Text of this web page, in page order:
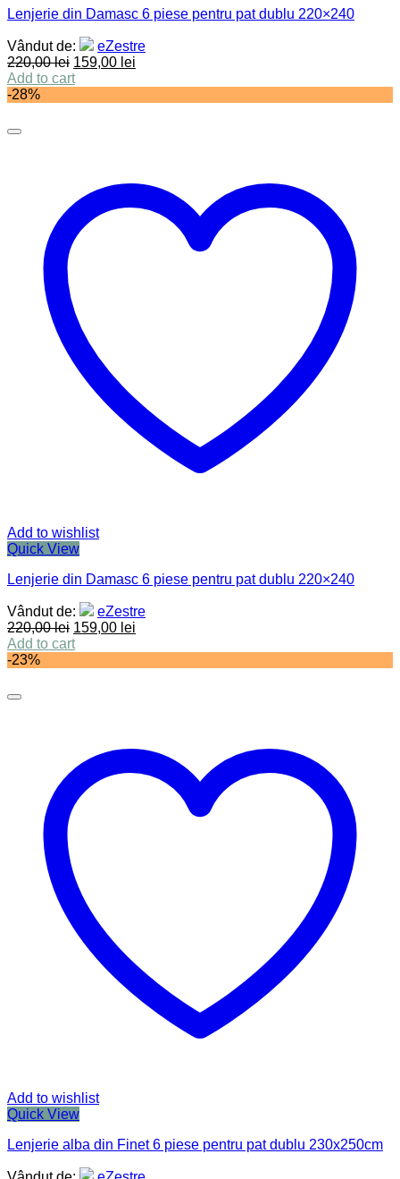
Lenjerie din Damasc 6 piese pentru pat dublu 220×240
Vândut de:
eZestre
220,00lei 159,00 lei
Add to cart
-28%
Add to wishlist
Quick View
Lenjerie din Damasc 6 piese pentru pat dublu 220×240
Vândut de:
eZestre
220,00lei 159,00 lei
Add to cart
-23%
Add to wishlist
Quick View
Lenjerie alba din Finet 6 piese pentru pat dublu 230x250cm